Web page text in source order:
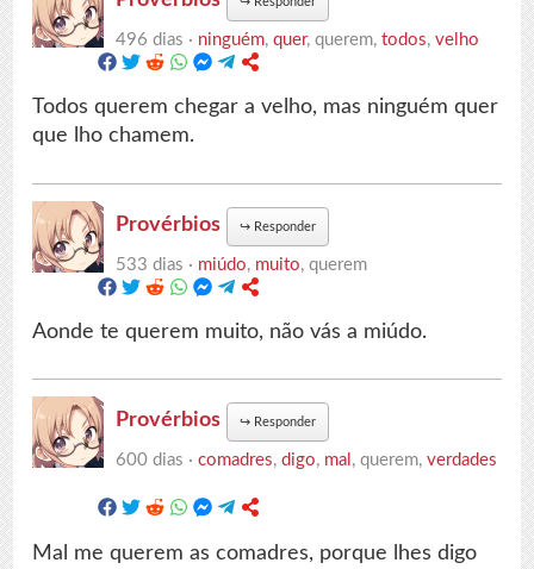
496 dias · ninguém,quer, querem,todos,velho
Todos querem chegar a velho, mas ninguém quer
que lho chamem.
Provérbios ↪ Responder
533 dias · miúdo, muito, querem
Aonde te querem muito, não vás a miúdo.
Provérbios ↪ Responder
600 dias ·comadres,digo, mal , querem,verdades
Mal me querem as comadres, porque lhes digo